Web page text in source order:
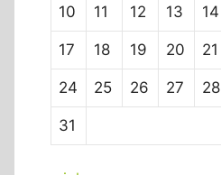
10 11 12 13 14
17 18 19 20 21
24 25 26 27 28
31